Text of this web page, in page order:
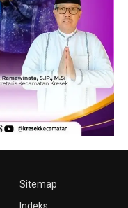
Sitemap